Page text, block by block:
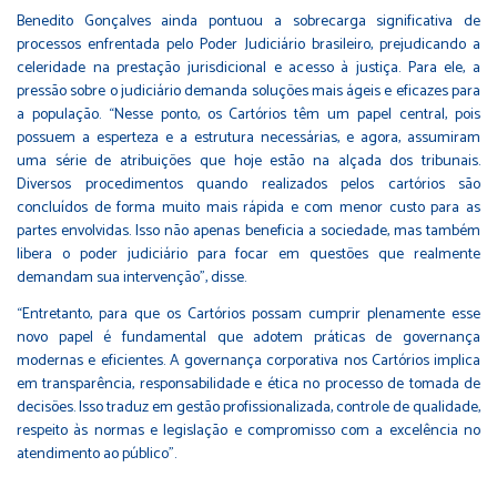
Benedito Gonçalves ainda pontuou a sobrecarga significativa de
processos enfrentada pelo Poder Judiciário brasileiro, prejudicando a
celeridade na prestação jurisdicional e acesso à justiça. Para ele, a
pressão sobre o judiciário demanda soluções mais ágeis e eficazes para
a população. “Nesse ponto, os Cartórios têm um papel central, pois
possuem a esperteza e a estrutura necessárias, e agora, assumiram
uma série de atribuições que hoje estão na alçada dos tribunais.
Diversos procedimentos quando realizados pelos cartórios são
concluídos de forma muito mais rápida e com menor custo para as
partes envolvidas. Isso não apenas beneficia a sociedade, mas também
libera o poder judiciário para focar em questões que realmente
demandam sua intervenção”, disse.
“Entretanto, para que os Cartórios possam cumprir plenamente esse
novo papel é fundamental que adotem práticas de governança
modernas e eficientes. A governança corporativa nos Cartórios implica
em transparência, responsabilidade e ética no processo de tomada de
decisões. Isso traduz em gestão profissionalizada, controle de qualidade,
respeito às normas e legislação e compromisso com a excelência no
atendimento ao público”.